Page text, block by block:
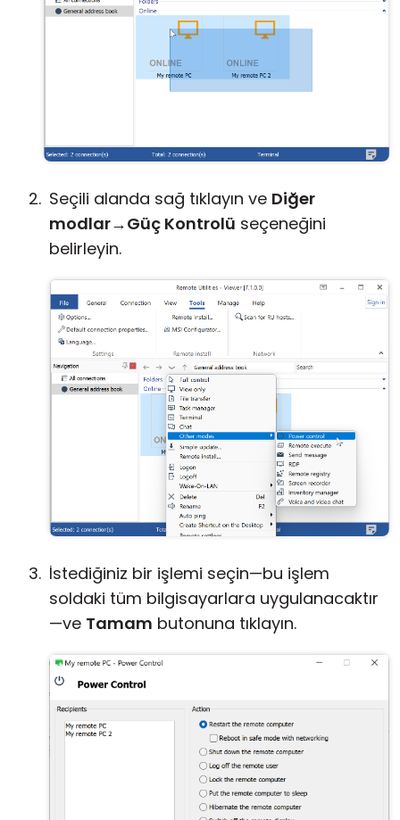
Seçili alanda sağ tıklayın ve Diğer
modlar→Güç Kontrolü seçeneğini
belirleyin.
İstediğiniz bir işlemi seçin—bu işlem
soldaki tüm bilgisayarlara uygulanacaktır
—ve Tamam butonuna tıklayın.